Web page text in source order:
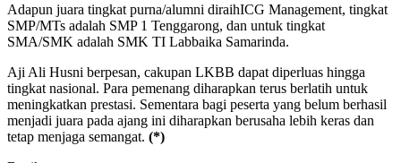
Adapun juara tingkat purna/alumni diraihICG Management, tingkat
SMP/MTs adalah SMP 1 Tenggarong, dan untuk tingkat
SMA/SMK adalah SMK TI Labbaika Samarinda.
Aji Ali Husni berpesan, cakupan LKBB dapat diperluas hingga
tingkat nasional. Para pemenang diharapkan terus berlatih untuk
meningkatkan prestasi. Sementara bagi peserta yang belum berhasil
menjadi juara pada ajang ini diharapkan berusaha lebih keras dan
tetap menjaga semangat. (*)